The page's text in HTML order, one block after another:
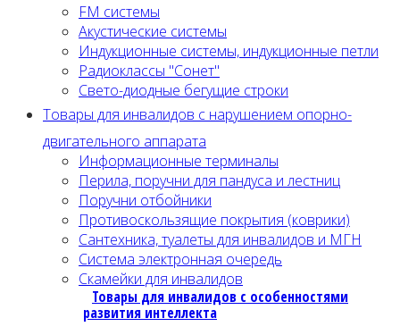
FM системы
Акустические системы
Индукционные системы, индукционные петли
Радиоклассы "Сонет"
Свето-диодные бегущие строки
Товары для инвалидов с нарушением опорно-
двигательного аппарата
Информационные терминалы
Перила, поручни для пандуса и лестниц
Поручни отбойники
Противоскользящие покрытия (коврики)
Сантехника, туалеты для инвалидов и МГН
Система электронная очередь
Скамейки для инвалидов
Товары для инвалидов с особенностями
развития интеллекта